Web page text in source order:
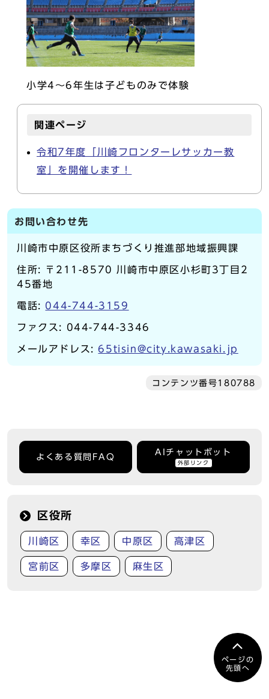
小学4～6年生は子どものみで体験
関連ページ
令和7年度「川崎フロンターレサッカー教
室」を開催します！
お問い合わせ先
川崎市中原区役所まちづくり推進部地域振興課
住所: 〒211-8570 川崎市中原区小杉町3丁目2
45番地
電話: 044-744-3159
ファクス: 044-744-3346
メールアドレス:65tisin@city.kawasaki.jp
コンテンツ番号180788
よくある質問FAQ
AIチャットボット
外部リンク
区役所
川崎区 幸区 中原区 高津区
宮前区 多摩区 麻生区
ページの
先頭へ